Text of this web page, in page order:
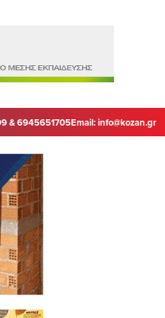
& 6945651705Email:info@kozan.gr